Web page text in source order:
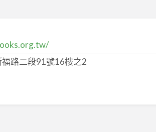
路二段91號16樓之2